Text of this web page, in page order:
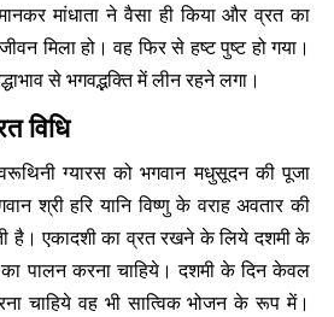
मांधाता ने वैसा ही किया और व्रत का
मिला हो। वह फिर से हष्ट पुष्ट हो गया।
से भगवद्भक्ति में लीन रहने लगा।
विधि
ग्यारस को भगवान मधुसूदन की पूजा
श्री हरि यानि विष्णु के वराह अवतार की
है। एकादशी का व्रत रखने के लिये दशमी के
का पालन करना चाहिये। दशमी के दिन केवल
चाहिये वह भी सात्विक भोजन के रूप में।